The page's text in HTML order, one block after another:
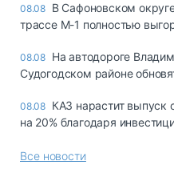
08.08 В Сафоновском
трассе М-1 полностью
08.08 На автодороге
Судогодском районе
08.08 КАЗ нарастит выпуск
на 20% благодаря
Все новости